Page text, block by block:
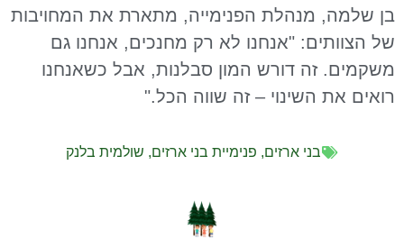
בן שלמה, מנהלת הפנימייה, מתארת את המחויבות
של הצוותים: "אנחנו לא רק מחנכים, אנחנו גם
משקמים. זה דורש המון סבלנות, אבל כשאנחנו
רואים את השינוי – זה שווה הכל."
בני ארזים, פנימיית בני ארזים, שולמית בלנק